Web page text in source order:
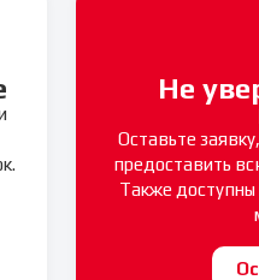
Не
Оставьте
предоставить
Также доступны